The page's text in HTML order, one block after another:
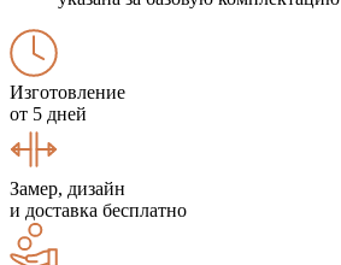
Изготовление
от 5 дней
Замер, дизайн
и доставка бесплатно